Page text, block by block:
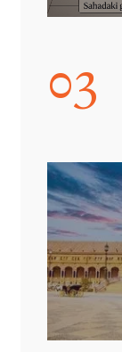
03